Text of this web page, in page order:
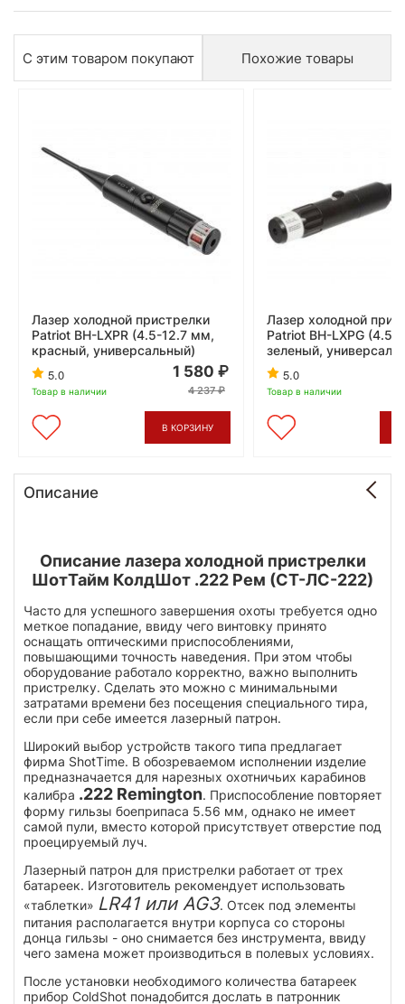
С этим товаром покупают Похожие товары
Лазер холодной пристрелки
Patriot BH-LXPR (4.5-12.7 мм,
красный, универсальный)
5.0
Товар в наличии
1 580
4 237
В КОРЗИНУ
Лазер холодной
Patriot BH-LXPG (4.5-
зеленый,
5.0
Товар в наличии
Описание
Описание лазера холодной пристрелки
ШотТайм КолдШот .222 Рем (СТ-ЛС-222)
Часто для успешного завершения охоты требуется одно
меткое попадание, ввиду чего винтовку принято
оснащать оптическими приспособлениями,
повышающими точность наведения. При этом чтобы
оборудование работало корректно, важно выполнить
пристрелку. Сделать это можно с минимальными
затратами времени без посещения специального тира,
если при себе имеется лазерный патрон.
Широкий выбор устройств такого типа предлагает
фирма ShotTime. В обозреваемом исполнении изделие
предназначается для нарезных охотничьих карабинов
калибра .222 Remington. Приспособление повторяет
форму гильзы боеприпаса 5.56 мм, однако не имеет
самой пули, вместо которой присутствует отверстие под
проецируемый луч.
Лазерный патрон для пристрелки работает от трех
батареек. Изготовитель рекомендует использовать
«таблетки» LR41 или AG3. Отсек под элементы
питания располагается внутри корпуса со стороны
донца гильзы - оно снимается без инструмента, ввиду
чего замена может производиться в полевых условиях.
После установки необходимого количества батареек
прибор ColdShot понадобится дослать в патронник